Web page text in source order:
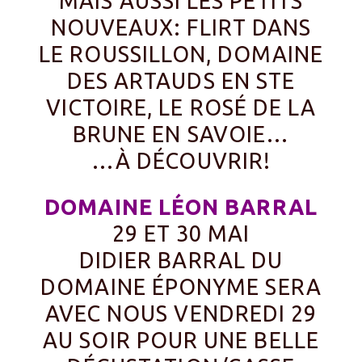
NOUVEAUX: FLIRT DANS
LE ROUSSILLON, DOMAINE
DES ARTAUDS EN STE
VICTOIRE, LE ROSÉ DE LA
BRUNE EN SAVOIE…
…À DÉCOUVRIR!
DOMAINE LÉON BARRAL
29 ET 30 MAI
DIDIER BARRAL DU
DOMAINE ÉPONYME SERA
AVEC NOUS VENDREDI 29
AU SOIR POUR UNE BELLE